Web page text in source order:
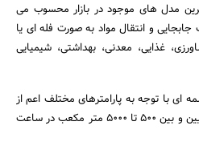
مدل های موجود در بازار محسوب می
و انتقال مواد به صورت فله ای یا
غذایی، معدنی، بهداشتی، شیمیایی
ای با توجه به پارامترهای مختلف اعم از
سرعت حرکت تسمه و عرض آن تعیین و بین 500 تا 5000 متر مکعب در ساعت